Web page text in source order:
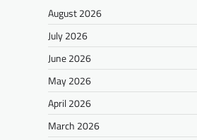
August 2026
July 2026
June 2026
May 2026
April 2026
March 2026